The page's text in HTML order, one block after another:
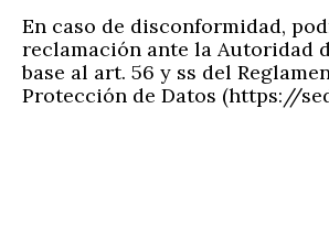
En caso de disconformidad,
reclamación ante la Autoridad
base al art. 56 y ss del
Protección de Datos (https://